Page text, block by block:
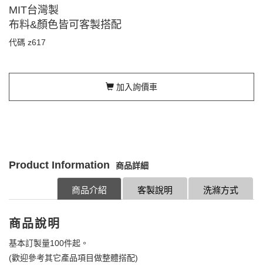
MIT台灣製
布料&顏色皆可客製搭配
代碼 z617
加入詢價車
Product Information 商品詳細
洗滌方式
客製說明
商品介紹
商品說明
基本訂製量100件起。
(歡迎參考其它產品項目做整體搭配)